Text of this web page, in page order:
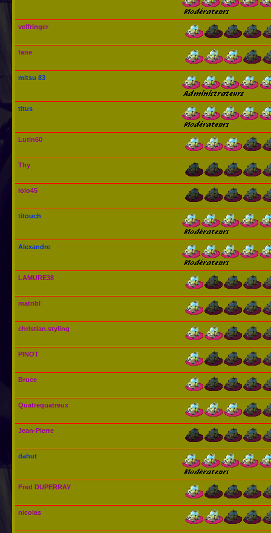
velfringer
fane
mitsu 83
titus
Lutin60
Thy
lolo45
titouch
Alexandre
LAMURE38
matnbl
christian.styling
PINOT
Bruce
Quatrequatreux
Jean-Pierre
dahut
Fred DUPERRAY
nicolas